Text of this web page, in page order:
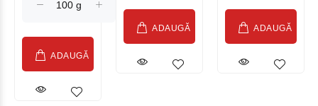
ADAUGĂ
ADAUGĂ ADAUGĂ